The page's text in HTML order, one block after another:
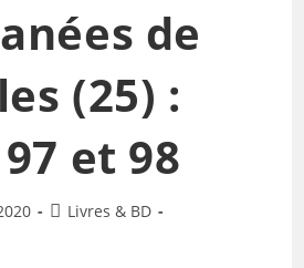
de
(25) :
et 98
Livres & BD